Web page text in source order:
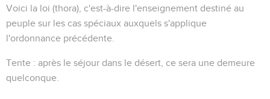
Voici la loi (thora), c'est-à-dire l'enseignement destiné au
peuple sur les cas spéciaux auxquels s'applique
l'ordonnance précédente.
Tente : après le séjour dans le désert, ce sera une demeure
quelconque.